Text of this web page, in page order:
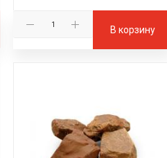
В корзину